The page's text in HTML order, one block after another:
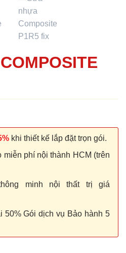
khi thiết kế lắp đặt trọn gói.
miễn phí nội thành HCM (trên
minh nội thất trị giá
50% Gói dịch vụ Bảo hành 5